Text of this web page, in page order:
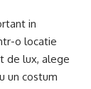
in
o locatie
de lux, alege
un costum